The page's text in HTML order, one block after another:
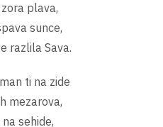
plava,
sunce,
razlila Sava.
ti na zide
mezarova,
sehide,